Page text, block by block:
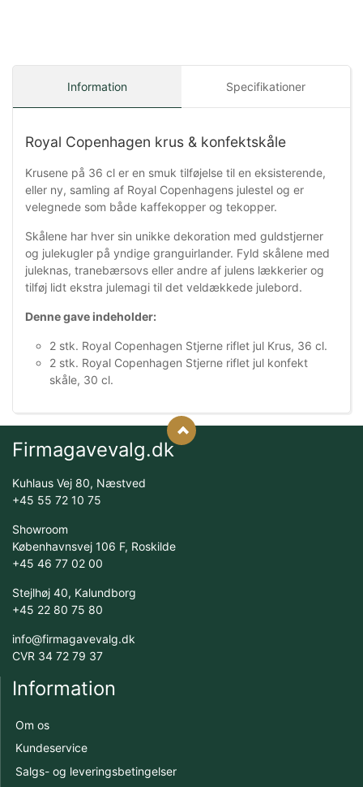
Information Specifikationer
Royal Copenhagen krus & konfektskåle
Krusene på 36 cl er en smuk tilføjelse til en eksisterende,
eller ny, samling af Royal Copenhagens julestel og er
velegnede som både kaffekopper og tekopper.
Skålene har hver sin unikke dekoration med guldstjerner
og julekugler på yndige granguirlander. Fyld skålene med
juleknas, tranebærsovs eller andre af julens lækkerier og
tilføj lidt ekstra julemagi til det veldækkede julebord.
Denne gave indeholder:
2 stk. Royal Copenhagen Stjerne riflet jul Krus, 36 cl.
2 stk. Royal Copenhagen Stjerne riflet jul konfekt
skåle, 30 cl.
Firmagavevalg.dk
Kuhlaus Vej 80, Næstved
+45 55 72 10 75
Showroom
Københavnsvej 106 F, Roskilde
+45 46 77 02 00
Stejlhøj 40, Kalundborg
+45 22 80 75 80
info@firmagavevalg.dk
CVR 34 72 79 37
Information
Om os
Kundeservice
Salgs- og leveringsbetingelser